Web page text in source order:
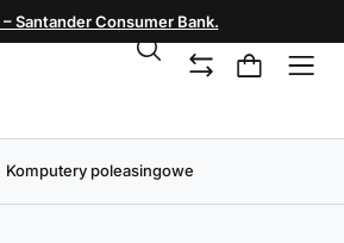
Santander Consumer Bank.
Komputery poleasingowe